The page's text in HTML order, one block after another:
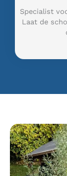
Specialist
Laat de